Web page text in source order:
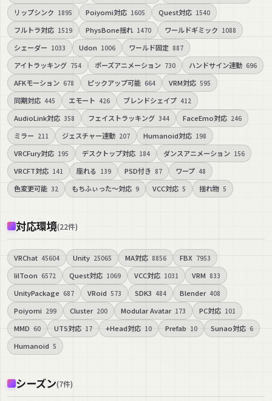
リップシンク 1895 Poiyomi対応 1605 Quest対応 1540
フルトラ対応 1519 PhysBone揺れ 1470 ワールドギミック 1088
シェーダー 1033 Udon 1006 ワールド固定 887
アイトラッキング 754 ポーズアニメーション 730 ハンドサイン連動 696
AFKモーション 678 ピックアップ可能 664 VRM対応 595
同期対応 445 エモート 426 ブレンドシェイプ 412
AudioLink対応 358 フェイストラッキング 344 FaceEmo対応 246
ミラー 211 ジェスチャー連動 207 Humanoid対応 198
VRCFury対応 195 デスクトップ対応 184 ダンスアニメーション 156
VRCFT対応 141 座れる 139 PSD付き 87 ワープ 48
色変更可能 32 もちふぃった～対応 9 VCC対応 5 揺れ物 5
対応環境(22件)
VRChat 45604 Unity 25065 MA対応 8856 FBX 7953
lilToon 6572 Quest対応 1069 VCC対応 1031 VRM 833
UnityPackage 687 VRoid 573 SDK3 484 Blender 408
Poiyomi 299 Cluster 200 Modular Avatar 173 PC対応 101
MMD 60 UTS対応 17 +Head対応 10 Prefab 10 Sunao対応 6
Humanoid 5
シーズン(7件)